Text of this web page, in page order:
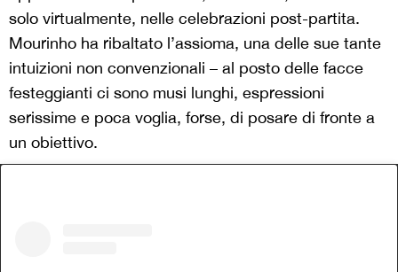
solo virtualmente, nelle celebrazioni post-partita.
Mourinho ha ribaltato l’assioma, una delle sue tante
intuizioni non convenzionali – al posto delle facce
festeggianti ci sono musi lunghi, espressioni
serissime e poca voglia, forse, di posare di fronte a
un obiettivo.